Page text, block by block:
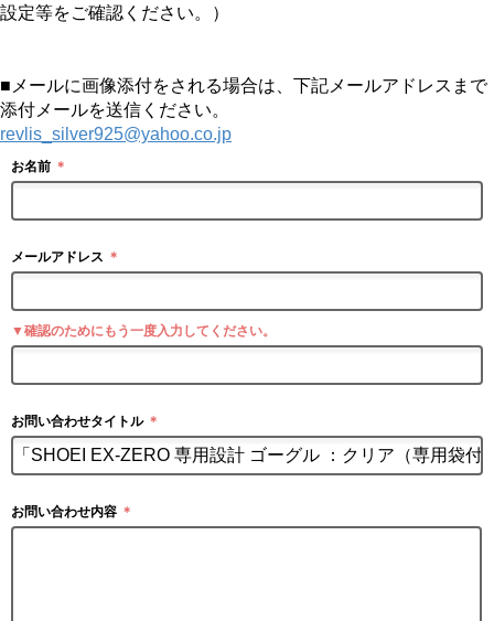
設定等をご確認ください。）
■メールに画像添付をされる場合は、下記メールアドレスまで
添付メールを送信ください。
revlis_silver925@yahoo.co.jp
お名前 ＊
メールアドレス ＊
▼確認のためにもう一度入力してください。
お問い合わせタイトル ＊
お問い合わせ内容 ＊